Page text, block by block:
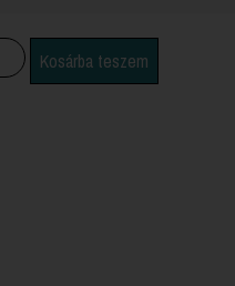
Kosárba teszem